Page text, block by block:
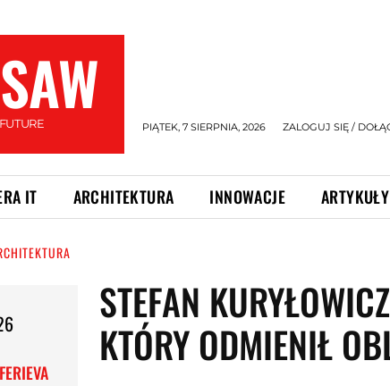
PIĄTEK, 7 SIERPNIA, 2026 ZALOGUJ SIĘ /
IT ARCHITEKTURA INNOWACJE ARTYKUŁY
STEFAN
KTÓRY ODMIENIŁ